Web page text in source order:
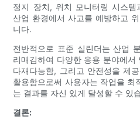
정지 장치, 위치 모니터링 시스
산업 환경에서 사고를 예방하고
니다.
전반적으로 표준 실린더는 산업
리매김하여 다양한 응용 분야에
다재다능함, 그리고 안전성을 제
활용함으로써 사용자는 작업을 최
는 결과를 자신 있게 달성할 수 있
결론: